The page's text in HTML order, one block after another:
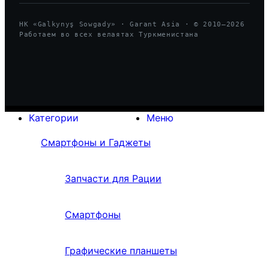
HK «Galkynyş Sowgady» · Garant Asia · © 2010—2026
Работаем во всех велаятах Туркменистана
Меню
Категории
Смартфоны и Гаджеты
Запчасти для Рации
Смартфоны
Графические планшеты